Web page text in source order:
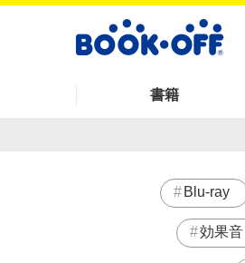
書籍
Blu-ray
効果音